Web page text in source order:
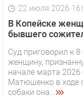
22 июля 2026
В Копейске
бывшего
Суд приговорил к
женщину,
начале марта 2026
Матюшенко в ходе
собаки она...